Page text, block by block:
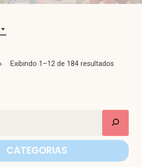
Exibindo 1–12 de 184 resultados
CATEGORIAS